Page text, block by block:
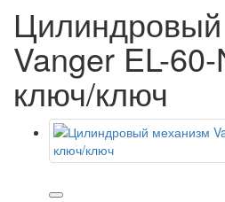
Vanger EL-
ключ/ключ